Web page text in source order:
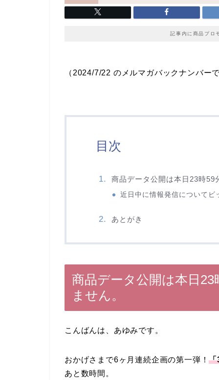
記事内に商品プロ
（2024/7/22 のメルマガバックナンバー
目次
商品データ公開は本日23時59
近日中に情報発信についてビ
あとがき
商品データ公開は本日
ません。
こんばんは、あゆみです。
おかげさまで6ヶ月連続企画の第一弾！「
あと数時間。